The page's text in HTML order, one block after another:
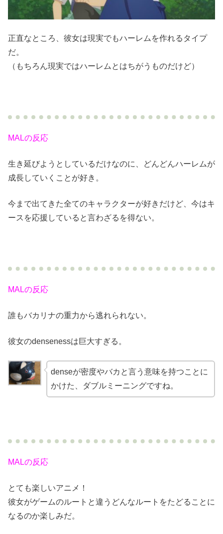
正直なところ、彼女は現実でもハーレムを作れるタイプ
だ。
（もちろん現実ではハーレムとはちがうものだけど）
MALの反応
生き延びようとしているだけなのに、どんどんハーレムが
成長していくことが好き。
今まで出てきた全てのキャラクターが好きだけど、今はキ
ースを応援していると言わざるを得ない。
MALの反応
誰もバカリナの重力から逃れられない。
彼女のdensenessは巨大すぎる。
denseが密度やバカと言う意味を持つことに
かけた、ダブルミーニングですね。
MALの反応
とても楽しいアニメ！
彼女がゲームのルートと違うどんなルートをたどることに
なるのか楽しみだ。